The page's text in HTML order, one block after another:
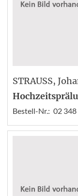
STRAUSS,
Bestell-Nr.: 02 348